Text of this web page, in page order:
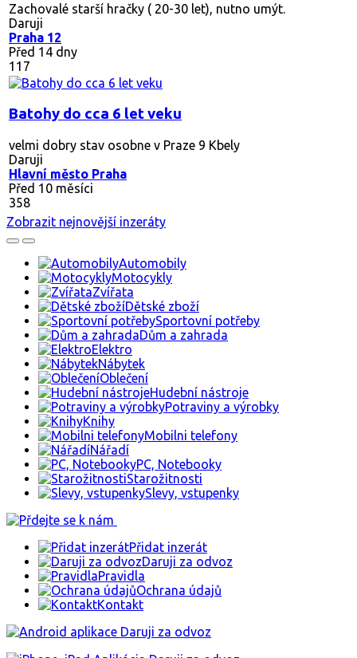
Zachovalé starší hračky ( 20-30 let), nutno umýt.
Daruji
Praha 12
Před 14 dny
117
Batohy do cca 6 let veku
velmi dobry stav osobne v Praze 9 Kbely
Daruji
Hlavní město Praha
Před 10 měsíci
358
Zobrazit nejnovější inzeráty
Automobily
Motocykly
Zvířata
Dětské zboží
Sportovní potřeby
Dům a zahrada
Elektro
Nábytek
Oblečení
Hudební nástroje
Potraviny a výrobky
Knihy
Mobilni telefony
Nářadí
PC, Notebooky
Starožitnosti
Slevy, vstupenky
Přidat inzerát
Daruji za odvoz
Pravidla
Ochrana údajů
Kontakt